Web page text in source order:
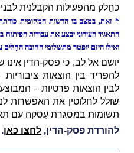
כחֵלק מהפעילות הקבלנית
* זאת, במצב בו הרשות המקומית
התאגיד העירוני יבצע את עבודות
ואילו היזם יופטר מתשלומי החובה
יושם אל לב, כי פסק-הדין
להפריד בין הוצאות
לבין הוצאות פרטיות –
שולל לחלוטין את האפשרות
תשומות במסגרת עִסקה עם
להורדת פסק-הדין, לחצו כאן.